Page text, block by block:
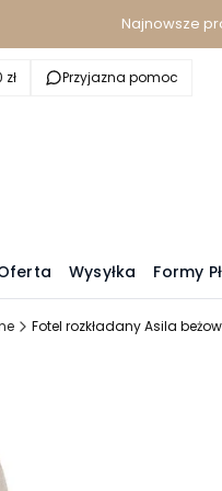
Najnowsze
Przyjazna pomoc
Wysyłka Formy
Fotel rozkładany Asila